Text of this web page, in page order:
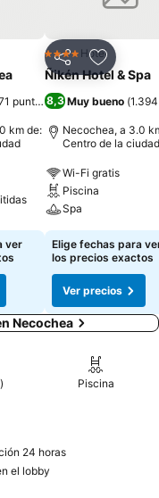
de techo, ropa
vuelvas. Los
a favoritos
puntuaciones)
km de:
ver
CompartirAgregar
4 EstrellasHotel
Ñikén Hotel & Spa
8,3 Muy bueno (
Necochea, a 3.0
Centro de la ciudad
Wi-Fi gratis
Piscina
Spa
Elige fechas para
los precios exactos
Ver precios
Necochea
Piscina
24 horas
el lobby